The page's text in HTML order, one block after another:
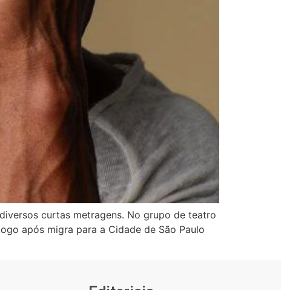
curtas metragens. No grupo de teatro
após migra para a Cidade de São Paulo